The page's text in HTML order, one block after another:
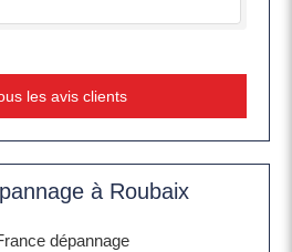
les avis clients
à Roubaix
dépannage